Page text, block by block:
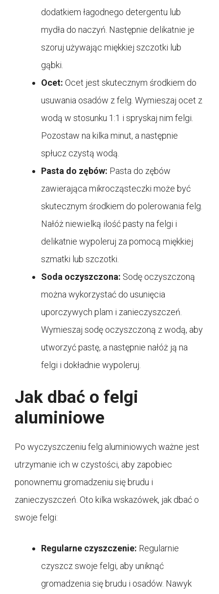
dodatkiem łagodnego detergentu lub
mydła do naczyń. Następnie delikatnie je
szoruj używając miękkiej szczotki lub
gąbki.
Ocet: Ocet jest skutecznym środkiem do
usuwania osadów z felg. Wymieszaj ocet z
wodą w stosunku 1:1 i spryskaj nim felgi.
Pozostaw na kilka minut, a następnie
spłucz czystą wodą.
Pasta do zębów: Pasta do zębów
zawierająca mikrocząsteczki może być
skutecznym środkiem do polerowania felg.
Nałóż niewielką ilość pasty na felgi i
delikatnie wypoleruj za pomocą miękkiej
szmatki lub szczotki.
Soda oczyszczona: Sodę oczyszczoną
można wykorzystać do usunięcia
uporczywych plam i zanieczyszczeń.
Wymieszaj sodę oczyszczoną z wodą, aby
utworzyć pastę, a następnie nałóż ją na
felgi i dokładnie wypoleruj.
Jak dbać o felgi
aluminiowe
Po wyczyszczeniu felg aluminiowych ważne jest
utrzymanie ich w czystości, aby zapobiec
ponownemu gromadzeniu się brudu i
zanieczyszczeń. Oto kilka wskazówek, jak dbać o
swoje felgi:
Regularne czyszczenie: Regularnie
czyszcz swoje felgi, aby uniknąć
gromadzenia się brudu i osadów. Nawyk